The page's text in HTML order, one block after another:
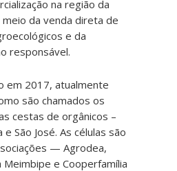
na região da
da venda direta de
e da
responsável.
em 2017, atualmente
são chamados os
cestas de orgânicos –
São José. As células são
— Agrodea,
e Cooperfamília